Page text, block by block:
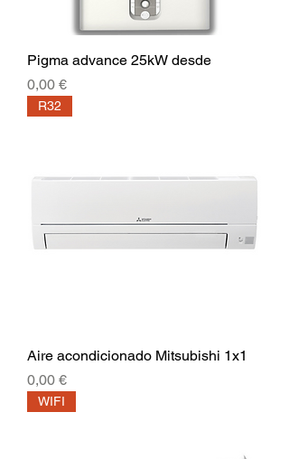
Pigma advance 25kW desde
Precio
0,00 €
R32
Aire acondicionado Mitsubishi 1x1
Precio
0,00 €
WIFI